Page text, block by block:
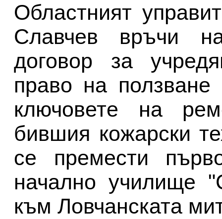
Областният
Славчев връчи
договор за
право на
ключовете на
бившия кожарски
се премести
начално училище
към Ловчанската